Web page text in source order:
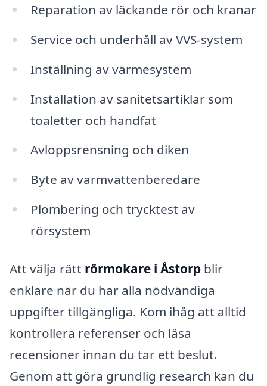
Reparation av läckande rör och kranar
Service och underhåll av VVS-system
Inställning av värmesystem
Installation av sanitetsartiklar som
toaletter och handfat
Avloppsrensning och diken
Byte av varmvattenberedare
Plombering och trycktest av
rörsystem
Att välja rätt rörmokare i Åstorp blir
enklare när du har alla nödvändiga
uppgifter tillgängliga. Kom ihåg att alltid
kontrollera referenser och läsa
recensioner innan du tar ett beslut.
Genom att göra grundlig research kan du